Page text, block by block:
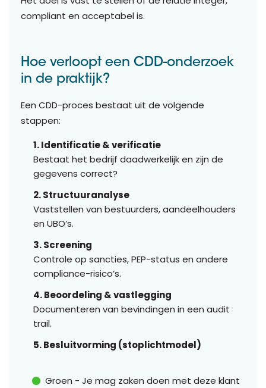
compliant en acceptabel is.
Hoe verloopt een CDD-onderzoek
in de praktijk?
Een CDD-proces bestaat uit de volgende
stappen:
1. Identificatie & verificatie
Bestaat het bedrijf daadwerkelijk en zijn de
gegevens correct?
2. Structuuranalyse
Vaststellen van bestuurders, aandeelhouders
en UBO’s.
3. Screening
Controle op sancties, PEP-status en andere
compliance-risico’s.
4. Beoordeling & vastlegging
Documenteren van bevindingen in een audit
trail.
5. Besluitvorming (stoplichtmodel)
Groen - Je mag zaken doen met deze klant